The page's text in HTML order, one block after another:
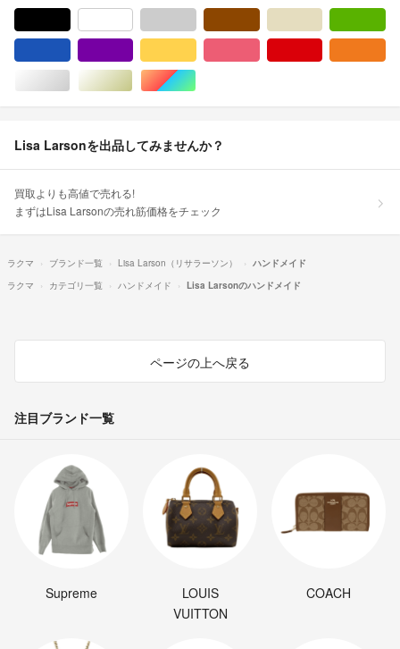
シルバー/銀色系ゴールド/金色系マルチカラー
Lisa Larsonを出品してみませんか？
買取よりも高値で売れる!
まずはLisa Larsonの売れ筋価格をチェック
ラクマ ブランド一覧 Lisa Larson（リサラーソン）
ハンドメイド
ラクマ
カテゴリ一覧 ハンドメイド Lisa Larsonのハンドメイド
ページの上へ戻る
注目ブランド一覧
Supreme
LOUIS
VUITTON
COACH